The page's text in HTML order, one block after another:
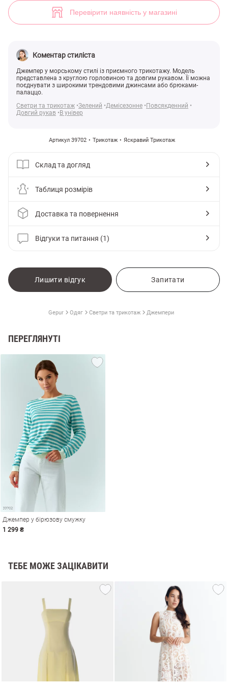
Перевірити наявність у магазині
Коментар стиліста
Джемпер у морському стилі із приємного трикотажу. Модель
представлена з круглою горловиною та довгим рукавом. Її можна
поєднувати з широкими трендовими джинсами або брюками-
палаццо.
Светри та трикотаж Зелений Демісезонне
Повсякденний
Довгий рукав
В універ
Артикул 39702 Трикотаж Яскравий Трикотаж
Склад та догляд
Таблиця розмірів
Доставка та повернення
Відгуки та питання (1)
Лишити відгук Запитати
Gepur Одяг Светри та трикотаж Джемпери
ПЕРЕГЛЯНУТІ
Джемпер у бірюзову смужку
1 299 ₴
ТЕБЕ МОЖЕ ЗАЦІКАВИТИ
Джемпер у бірюзову смужку (арт. 39702) ♡ інтернет-магазин Gepur